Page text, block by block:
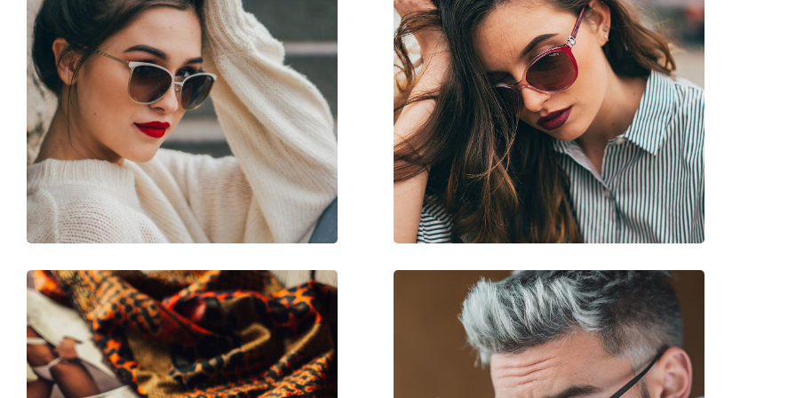
Matériau cadre:
Taille:
M
Largeur des verres:
140 mm
Longueur des branches:
135 mm
Largeur du pont:
16 mm
Poids:
35 g
Plaquettes de nez ajustables:
Non
Accessoires
Étui:
Oui
Tissu de nettoyage:
Oui
Autres
Sexe:
Pour femmes
Catégorie:
Lunettes de soleil
Marque:
Vogue